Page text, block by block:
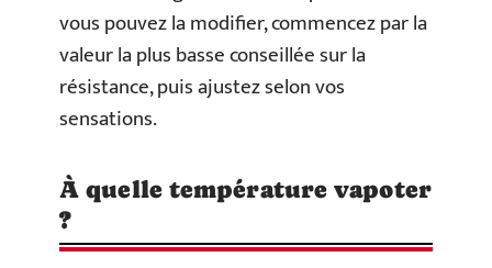
vous pouvez la modifier, commencez par la
valeur la plus basse conseillée sur la
résistance, puis ajustez selon vos
sensations.
À quelle température vapoter
?